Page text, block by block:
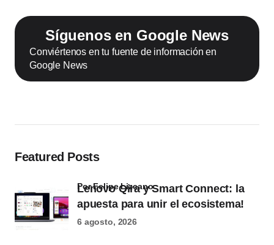
Síguenos en Google News
Conviértenos en tu fuente de información en
Google News
Featured Posts
Lenovo Qira y Smart Connect: la
apuesta para unir el ecosistema!
por Felipe Lizcano
6 agosto, 2026